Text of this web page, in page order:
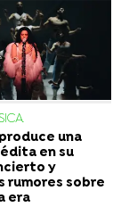
una
en su
y
rumores sobre
era